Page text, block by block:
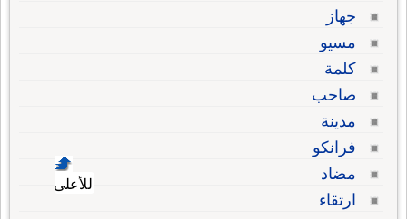
جهاز
مسيو
كلمة
صاحب
مدينة
فرانكو
مضاد
ارتقاء
للأعلى